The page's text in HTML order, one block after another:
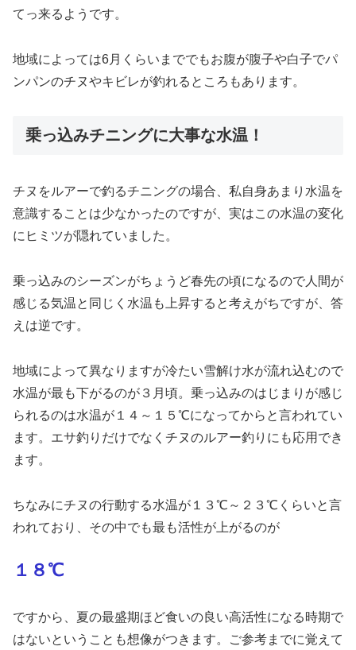
てっ来るようです。
地域によっては6月くらいまででもお腹が腹子や白子でパ
ンパンのチヌやキビレが釣れるところもあります。
乗っ込みチニングに大事な水温！
チヌをルアーで釣るチニングの場合、私自身あまり水温を
意識することは少なかったのですが、実はこの水温の変化
にヒミツが隠れていました。
乗っ込みのシーズンがちょうど春先の頃になるので人間が
感じる気温と同じく水温も上昇すると考えがちですが、答
えは逆です。
地域によって異なりますが冷たい雪解け水が流れ込むので
水温が最も下がるのが３月頃。乗っ込みのはじまりが感じ
られるのは水温が１４～１５℃になってからと言われてい
ます。エサ釣りだけでなくチヌのルアー釣りにも応用でき
ます。
ちなみにチヌの行動する水温が１３℃～２３℃くらいと言
われており、その中でも最も活性が上がるのが
１８℃
ですから、夏の最盛期ほど食いの良い高活性になる時期で
はないということも想像がつきます。ご参考までに覚えて